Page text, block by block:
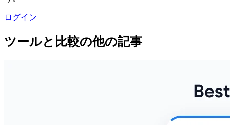
ログイン
ツールと比較の他の記事